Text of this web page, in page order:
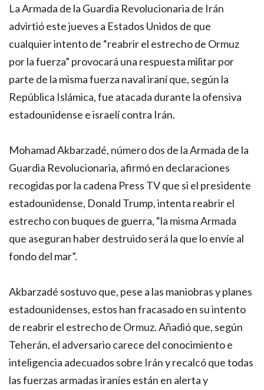
La Armada de la Guardia Revolucionaria de Irán
advirtió este jueves a Estados Unidos de que
cualquier intento de “reabrir el estrecho de Ormuz
por la fuerza” provocará una respuesta militar por
parte de la misma fuerza naval iraní que, según la
República Islámica, fue atacada durante la ofensiva
estadounidense e israelí contra Irán.
Mohamad Akbarzadé, número dos de la Armada de la
Guardia Revolucionaria, afirmó en declaraciones
recogidas por la cadena Press TV que si el presidente
estadounidense, Donald Trump, intenta reabrir el
estrecho con buques de guerra, “la misma Armada
que aseguran haber destruido será la que lo envíe al
fondo del mar”.
Akbarzadé sostuvo que, pese a las maniobras y planes
estadounidenses, estos han fracasado en su intento
de reabrir el estrecho de Ormuz. Añadió que, según
Teherán, el adversario carece del conocimiento e
inteligencia adecuados sobre Irán y recalcó que todas
las fuerzas armadas iraníes están en alerta y